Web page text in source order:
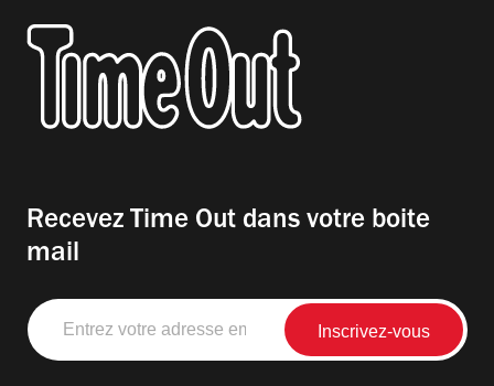
Recevez Time Out dans votre boite
mail
Entrez
votre
adresse